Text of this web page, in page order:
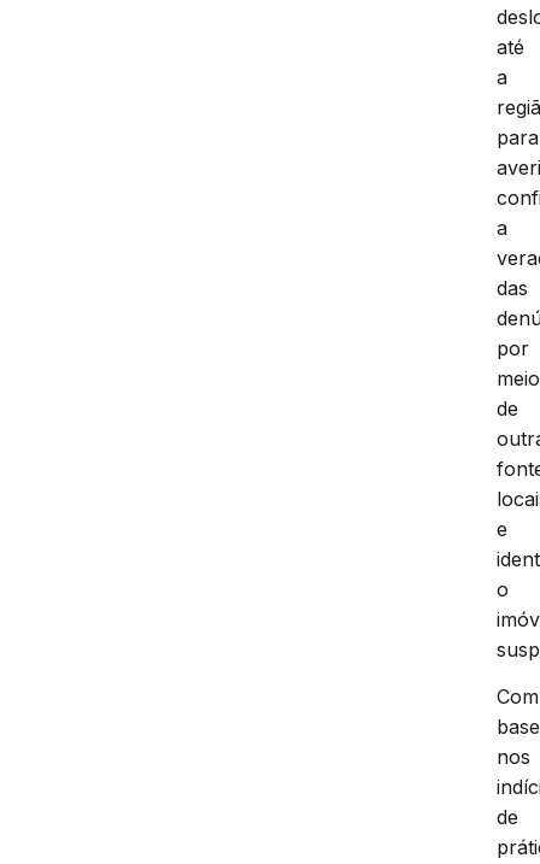
até
a
para
a
das
por
meio
de
e
o
Com
base
nos
de